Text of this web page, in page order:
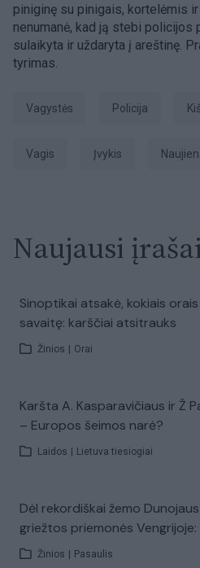
piniginę su pinigais, kortelėmis
nenumanė, kad ją stebi policijos
sulaikyta ir uždaryta į areštinę.
tyrimas.
vagystės Policija
vagis įvykis
Naujausi
Sinoptikai atsakė, kokiais
savaitę: karščiai atsitrauks
Žinios Orai
Karšta A. Kasparavičiaus ir Ž
– Europos šeimos narė?
Laidos Lietuva tiesiogiai
Dėl rekordiškai žemo
griežtos priemonės
Žinios Pasaulis